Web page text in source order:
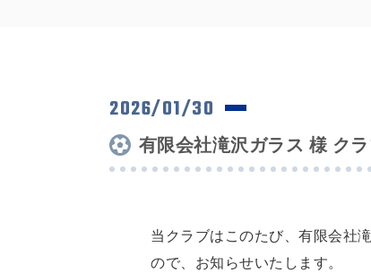
2026/01/30
有限会社滝沢ガラス 様 ク
当クラブはこのたび、有限会社
ので、お知らせいたします。